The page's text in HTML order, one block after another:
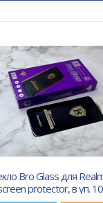
Bro Glass для
protector, в уп.